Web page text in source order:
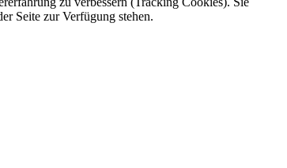
Seite zur Verfügung stehen.